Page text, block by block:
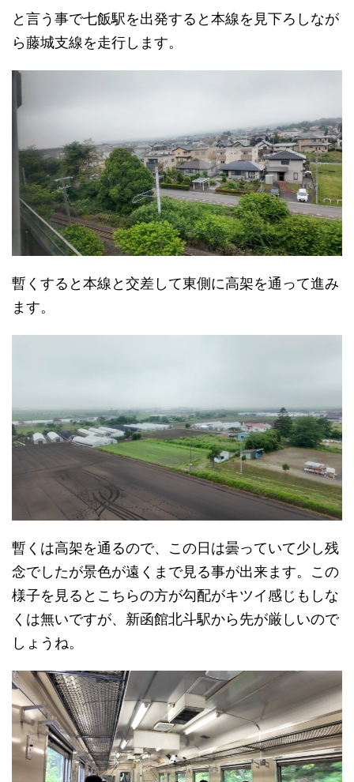
と言う事で七飯駅を出発すると本線を見下ろしなが
ら藤城支線を走行します。
暫くすると本線と交差して東側に高架を通って進み
ます。
暫くは高架を通るので、この日は曇っていて少し残
念でしたが景色が遠くまで見る事が出来ます。この
様子を見るとこちらの方が勾配がキツイ感じもしな
くは無いですが、新函館北斗駅から先が厳しいので
しょうね。